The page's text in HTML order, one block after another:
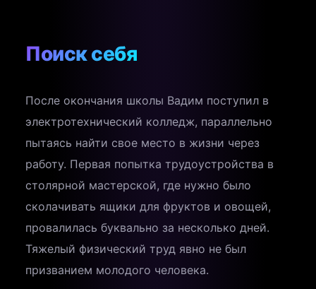
Поиск себя
После окончания школы Вадим поступил в
электротехнический колледж, параллельно
пытаясь найти свое место в жизни через
работу. Первая попытка трудоустройства в
столярной мастерской, где нужно было
сколачивать ящики для фруктов и овощей,
провалилась буквально за несколько дней.
Тяжелый физический труд явно не был
призванием молодого человека.